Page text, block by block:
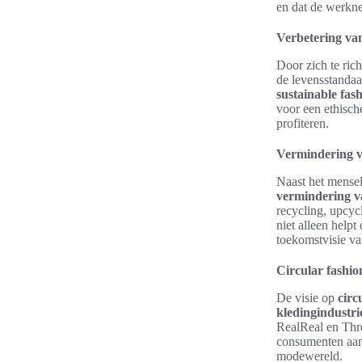
en dat de
Verbetering
Door zich te
de
sustainable
voor een
profiteren.
Vermindering
Naast het
vermindering
recycling,
niet alleen helpt
toekomstvisie
Circular
De visie op
RealReal en
consumenten
modewereld.